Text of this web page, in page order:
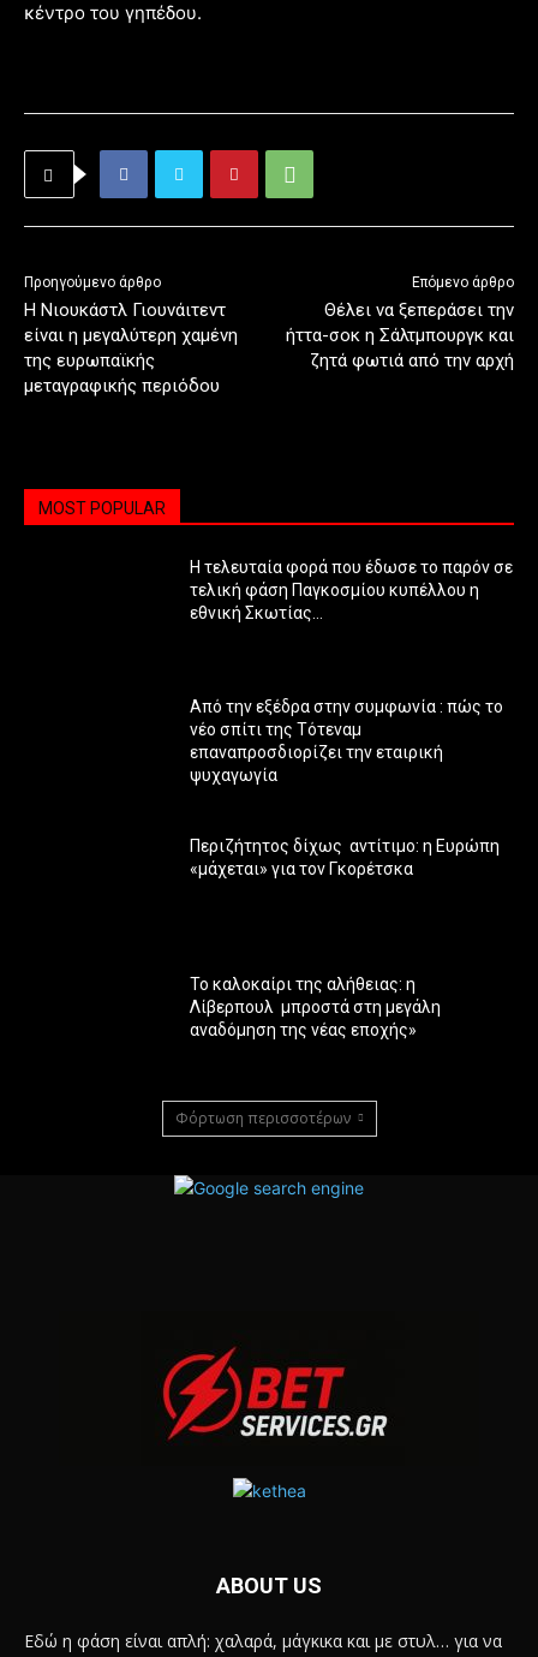
κέντρο του γηπέδου.
Προηγούμενο άρθρο
Η Νιουκάστλ Γιουνάιτεντ
είναι η μεγαλύτερη χαμένη
της ευρωπαϊκής
μεταγραφικής περιόδου
Επόμενο άρθρο
Θέλει να ξεπεράσει την
ήττα-σοκ η Σάλτμπουργκ και
ζητά φωτιά από την αρχή
MOST POPULAR
Η τελευταία φορά που έδωσε το παρόν σε
τελική φάση Παγκοσμίου κυπέλλου η
εθνική Σκωτίας…
Από την εξέδρα στην συμφωνία : πώς το
νέο σπίτι της Τότεναμ
επαναπροσδιορίζει την εταιρική
ψυχαγωγία
Περιζήτητος δίχως αντίτιμο: η Ευρώπη
«μάχεται» για τον Γκορέτσκα
Το καλοκαίρι της αλήθειας: η
Λίβερπουλ μπροστά στη μεγάλη
αναδόμηση της νέας εποχής»
Φόρτωση περισσοτέρων
ABOUT US
Εδώ η φάση είναι απλή: χαλαρά, μάγκικα και με στυλ… για να